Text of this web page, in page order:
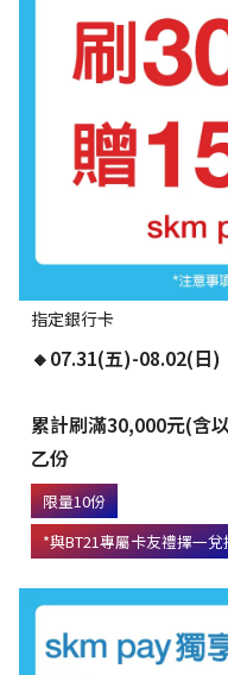
指定銀行卡
🔸07.31(五)-08.02(日)
累計刷滿30,000元(含
乙份
限量10份
*與BT21專屬卡友禮擇一兌